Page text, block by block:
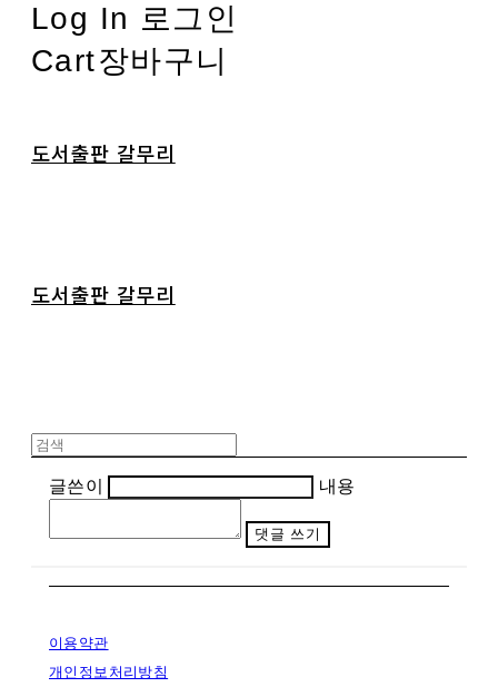
Log In 로그인
Cart장바구니
도서출판 갈무리
도서출판 갈무리
글쓴이 내용
댓글 쓰기
이용약관
개인정보처리방침